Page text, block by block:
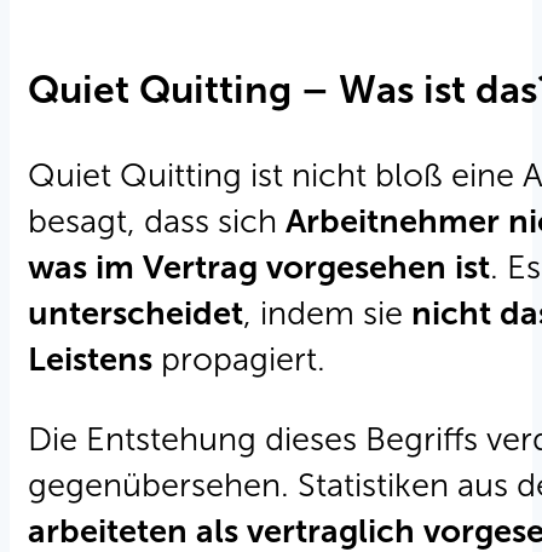
Quiet Quitting – Was ist
Quiet Quitting ist nicht bloß eine
besagt, dass sich Arbeitnehmer
was im Vertrag vorgesehen ist.
unterscheidet, indem sie nicht
Leistens propagiert.
Die Entstehung dieses Begriffs
gegenübersehen. Statistiken aus
arbeiteten als vertraglich